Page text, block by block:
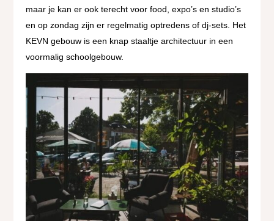
maar je kan er ook terecht voor food, expo’s en studio’s
en op zondag zijn er regelmatig optredens of dj-sets. Het
KEVN gebouw is een knap staaltje architectuur in een
voormalig schoolgebouw.